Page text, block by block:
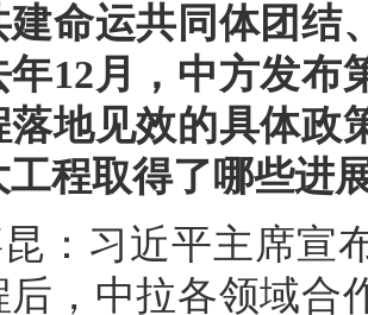
建命运共同体团结
年12月，中方发布
落地见效的具体政
工程取得了哪些进
：习近平主席宣
后，中拉各领域合